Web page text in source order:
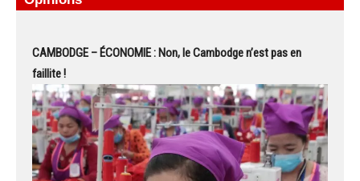
CAMBODGE – ÉCONOMIE : Non, le Cambodge n’est pas en
faillite !